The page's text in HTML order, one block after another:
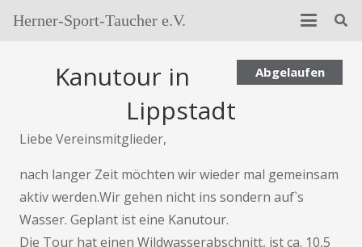
Herner-Sport-Taucher e.V.
Abgelaufen
Kanutour in
Lippstadt
Liebe Vereinsmitglieder,
nach langer Zeit möchten wir wieder mal gemeinsam
aktiv werden.Wir gehen nicht ins sondern auf`s
Wasser. Geplant ist eine Kanutour.
Die Tour hat einen Wildwasserabschnitt, ist ca. 10,5